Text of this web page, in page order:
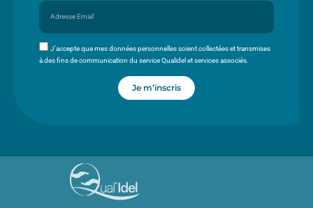
J’accepte que mes données personnelles soient collectées et transmises
à des fins de communication du service Qualidel et services associés.
Je m’inscris